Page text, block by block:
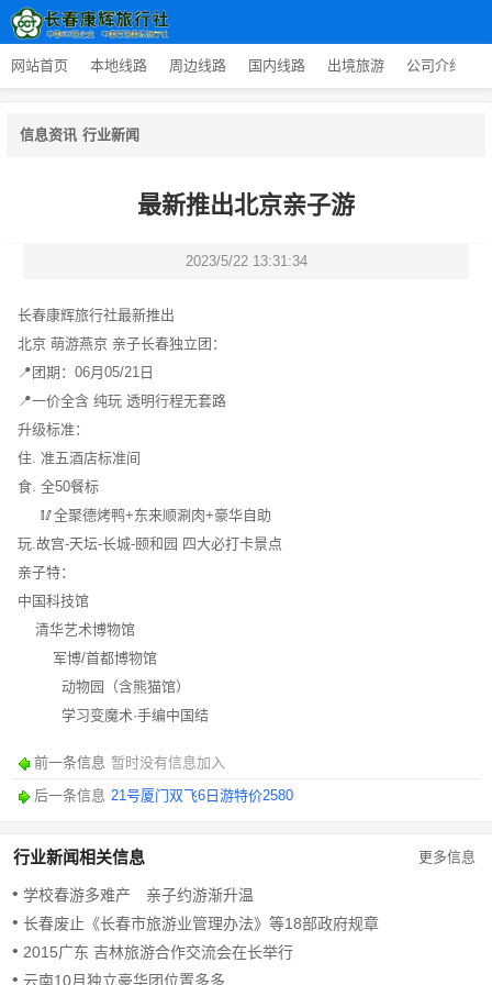
网站首页 本地线路 周边线路 国内线路 出境旅游 公司介绍
信息资讯 行业新闻
最新推出北京亲子游
2023/5/22 13:31:34
长春康辉旅行社最新推出
北京 萌游燕京 亲子长春独立团：
📍团期：06月05/21日
📍一价全含 纯玩 透明行程无套路
升级标准：
住. 准五酒店标准间
食. 全50餐标
🥢全聚德烤鸭+东来顺涮肉+豪华自助
玩.故宫-天坛-长城-颐和园 四大必打卡景点
亲子特：
中国科技馆
清华艺术博物馆
军博/首都博物馆
动物园（含熊猫馆）
学习变魔术·手编中国结
前一条信息 暂时没有信息加入
后一条信息 21号厦门双飞6日游特价2580
更多信息
行业新闻相关信息
学校春游多难产 亲子约游渐升温
长春废止《长春市旅游业管理办法》等18部政府规章
2015广东 吉林旅游合作交流会在长举行
云南10月独立豪华团位置多多